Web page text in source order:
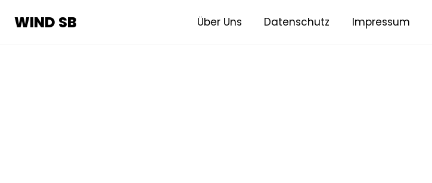
WIND SB
WIND SB Über Uns Datenschutz Impressum